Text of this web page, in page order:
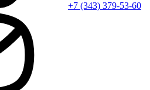
+7 (343) 379-53-60